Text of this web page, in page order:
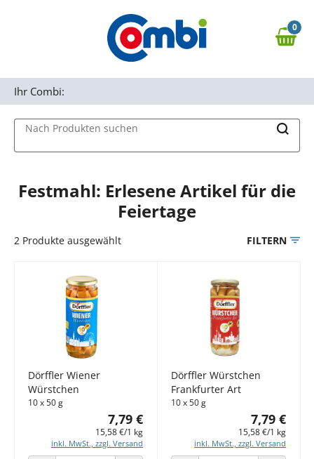
Zur Navigation springen
0,00 €
0
Nach Produkten suchen
Ihr Combi:
Festmahl: Erlesene Artikel für die
Feiertage
2 Produkte ausgewählt FILTERN
Dörffler Wiener
Würstchen
10 x 50 g
7,79 €
15,58 €/1 kg
inkl. MwSt., zzgl. Versand
Dörffler Würstchen
Frankfurter Art
10 x 50 g
7,79 €
15,58 €/1 kg
inkl. MwSt., zzgl. Versand